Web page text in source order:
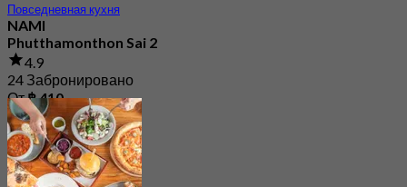
Повседневная кухня
NAMI
Phutthamonthon Sai 2
4.9
24 Забронировано
От฿ 410